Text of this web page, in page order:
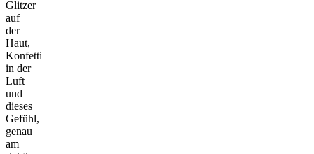
Glitzer
auf
der
Haut,
Konfetti
in der
Luft
und
dieses
Gefühl,
genau
am